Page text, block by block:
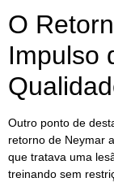
O
Impulso
Outro ponto de
retorno de Neymar
que tratava uma
treinando sem